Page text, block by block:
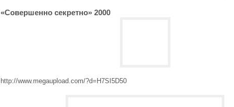
«Совершенно секретно» 2000
http://www.megaupload.com/?d=H7SI5D50